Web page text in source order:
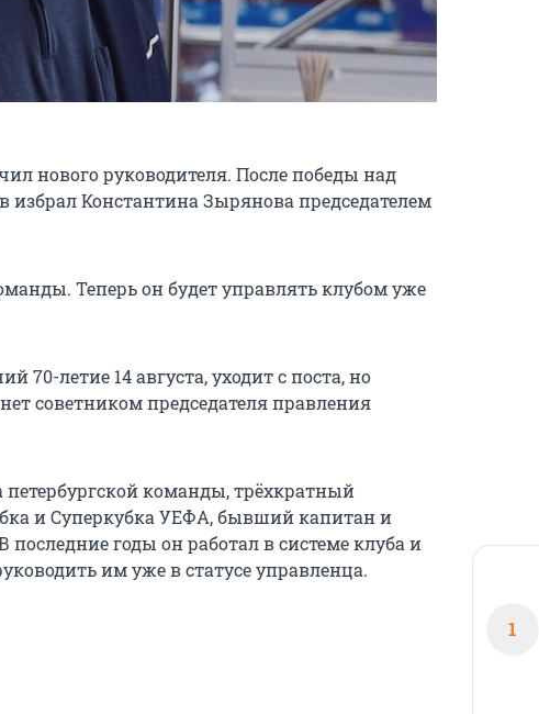
нового руководителя. После победы над
избрал Константина Зырянова председателем
Теперь он будет управлять клубом уже
70-летие 14 августа, уходит с поста, но
советником председателя правления
команды, трёхкратный
и Суперкубка УЕФА, бывший капитан и
последние годы он работал в системе клуба и
им уже в статусе управленца.
1